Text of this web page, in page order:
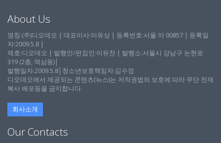
About Us
명칭:(주)디오데오 | 대표이사:이유상 | 등록번호:서울 아 00857 | 등록일
자:2009.5.8 |
제호:디오데오 | 발행인/편집인:이유찬 | 발행소:서울시 강남구 논현로
319 (2층, 역삼동)│
발행일자:2009.5.8│청소년보호책임자:김수정
디오데오에서 제공되는 콘텐츠(뉴스)는 저작권법의 보호에 따라 무단 전재
복사 배포등을 금지합니다.
회사소개
Our Contacts